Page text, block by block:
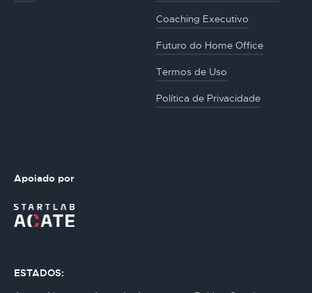
Coaching Executivo
Futuro do Home Office
Termos de Uso
Política de Privacidade
Apoiado por
ESTADOS: